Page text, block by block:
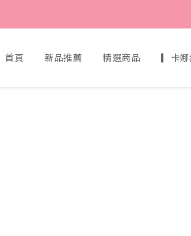
首頁 新品推薦 精選商品 ▎卡